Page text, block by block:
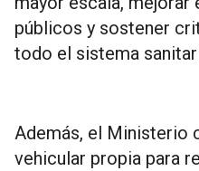
públicos y sostener
todo el sistema
Además, el Ministerio
vehicular propia para